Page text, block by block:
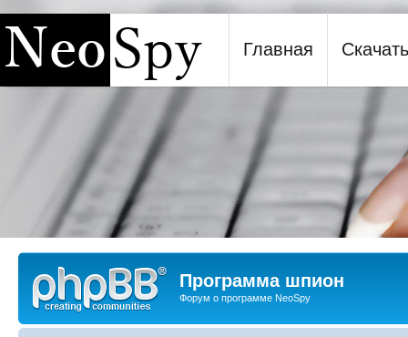
Программа шпион NeoSpy
Главная Скачать
Программа шпион
Форум о программе NeoSpy